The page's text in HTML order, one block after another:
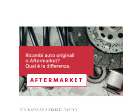
AFTERMARKET